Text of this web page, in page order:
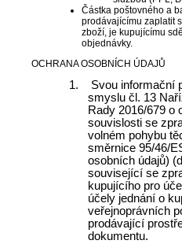
Částka poštovného a
prodávajícímu zaplatit
zboží, je kupujícímu
objednávky.
OCHRANA OSOBNÍCH ÚDAJŮ
1.
Svou informační
smyslu čl. 13
Rady 2016/679 o
souvislosti se
volném pohybu
směrnice 95/46/
osobních údajů)
související se
kupujícího pro
účely jednání o
veřejnoprávních
prodávající
dokumentu.